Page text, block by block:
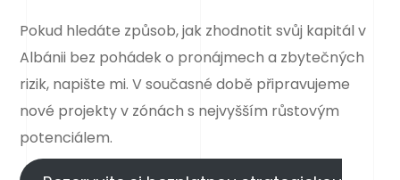
Pokud hledáte způsob, jak zhodnotit svůj kapitál v
Albánii bez pohádek o pronájmech a zbytečných
rizik, napište mi. V současné době připravujeme
nové projekty v zónách s nejvyšším růstovým
potenciálem.